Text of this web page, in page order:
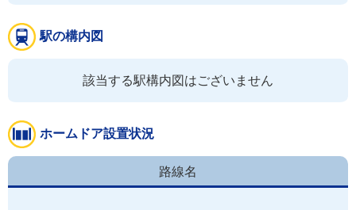
駅の構内図
該当する駅構内図はございません
ホームドア設置状況
路線名